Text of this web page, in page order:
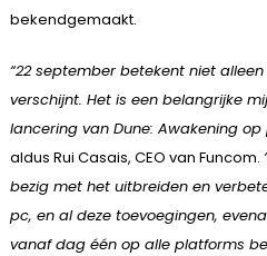
bekendgemaakt.
“22 september betekent niet
verschijnt. Het is een belangrijke
lancering van Dune: Awakening op
aldus Rui Casais, CEO van Funcom.
bezig met het uitbreiden en
pc, en al deze toevoegingen,
vanaf dag één op alle platforms